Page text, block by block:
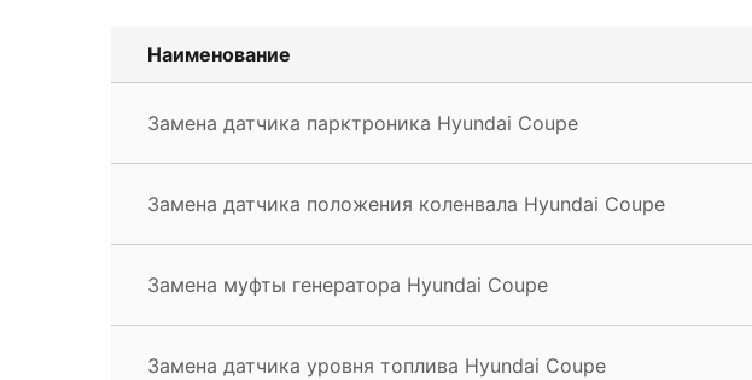
Наименование
Замена датчика парктроника Hyundai Coupe
Замена датчика положения коленвала Hyundai Coupe
Замена муфты генератора Hyundai Coupe
Замена датчика уровня топлива Hyundai Coupe